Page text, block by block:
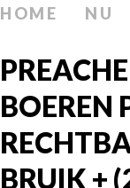
HOME NU
BOEREN
BRUIK +